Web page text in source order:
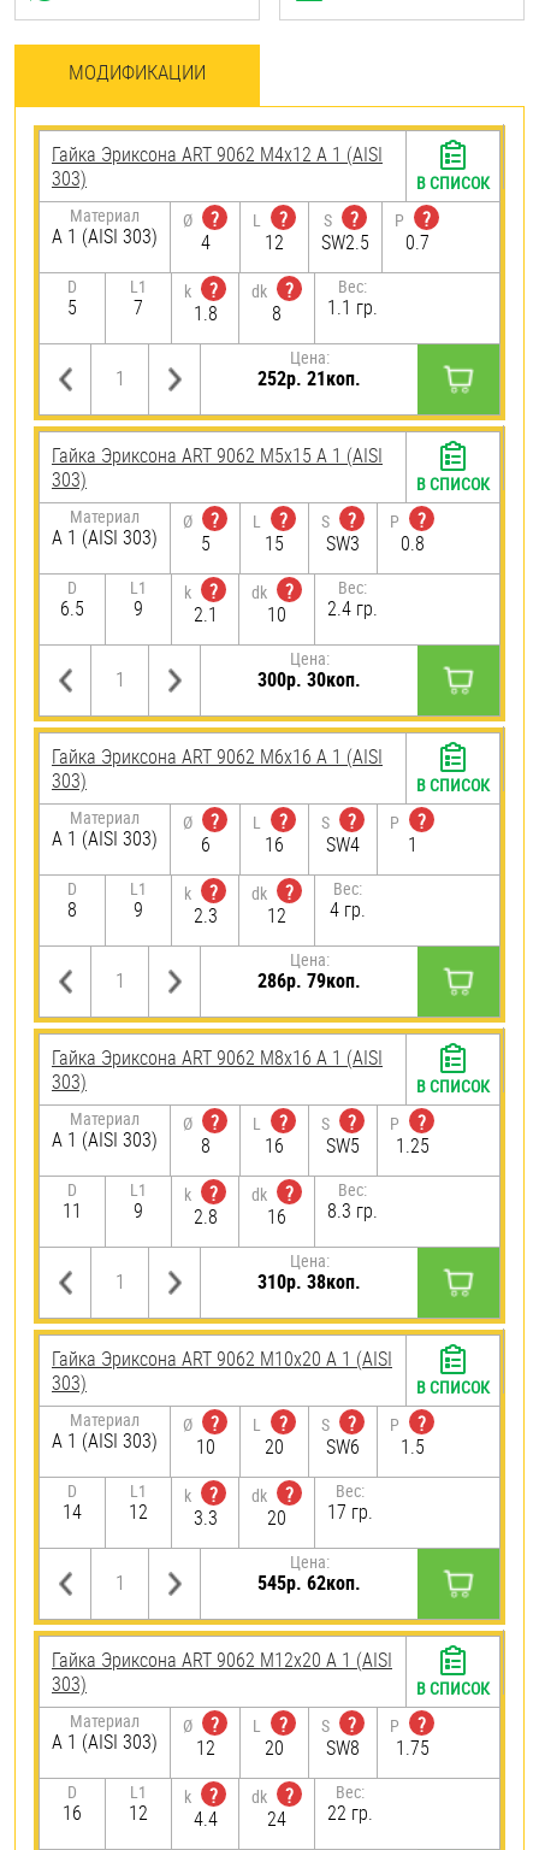
МОДИФИКАЦИИ
Гайка Эриксона ART 9062 М4х12 А 1 (AISI
303)
Материал
А 1 (AISI 303)
Ø
?
4
L
?
12
S
?
SW2.5
P
?
0.7
D
5
L1
7
k
?
1.8
dk
?
8
Вес:
1.1 гр.
Цена:
252р. 21коп.
В СПИСОК
Гайка Эриксона ART 9062 M5х15 А 1 (AISI
303)
Материал
А 1 (AISI 303)
Ø
?
5
L
?
15
S
?
SW3
P
?
0.8
D
6.5
L1
9
k
?
2.1
dk
?
10
Вес:
2.4 гр.
Цена:
300р. 30коп.
В СПИСОК
Гайка Эриксона ART 9062 М6х16 А 1 (AISI
303)
Материал
А 1 (AISI 303)
Ø
?
6
L
?
16
S
?
SW4
P
?
1
D
8
L1
9
k
?
2.3
dk
?
12
Вес:
4 гр.
Цена:
286р. 79коп.
В СПИСОК
Гайка Эриксона ART 9062 М8х16 А 1 (AISI
303)
Материал
А 1 (AISI 303)
Ø
?
8
L
?
16
S
?
SW5
P
?
1.25
D
11
L1
9
k
?
2.8
dk
?
16
Вес:
8.3 гр.
Цена:
310р. 38коп.
В СПИСОК
Гайка Эриксона ART 9062 М10х20 А 1 (AISI
303)
Материал
А 1 (AISI 303)
Ø
?
10
L
?
20
S
?
SW6
P
?
1.5
D
14
L1
12
k
?
3.3
dk
?
20
Вес:
17 гр.
Цена:
545р. 62коп.
В СПИСОК
Гайка Эриксона ART 9062 М12х20 А 1 (AISI
303)
Материал
А 1 (AISI 303)
Ø
?
12
L
?
20
S
?
SW8
P
?
1.75
D
16
L1
12
k
?
4.4
dk
?
24
Вес:
22 гр.
В СПИСОК